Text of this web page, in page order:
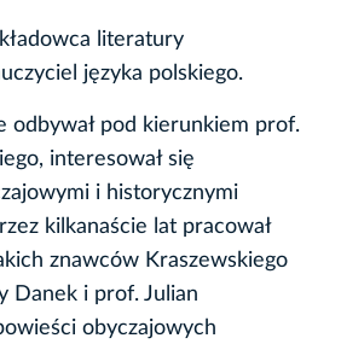
literatury
języka polskiego.
odbywał pod kierunkiem prof.
interesował się
i historycznymi
kilkanaście lat pracował
znawców Kraszewskiego
Danek i prof. Julian
obyczajowych